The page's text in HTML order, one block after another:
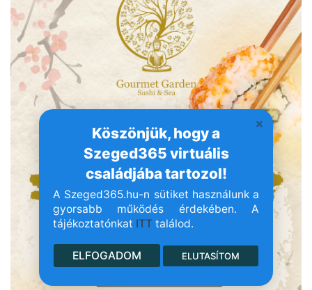
Köszönjük, hogy a
Szeged365 virtuális
családjába tartozol!
A Szeged365.hu-n sütiket használunk a
gyorsabb működés érdekében. A
tájékoztatónkat ITT találod.
ELFOGADOM ELUTASÍTOM